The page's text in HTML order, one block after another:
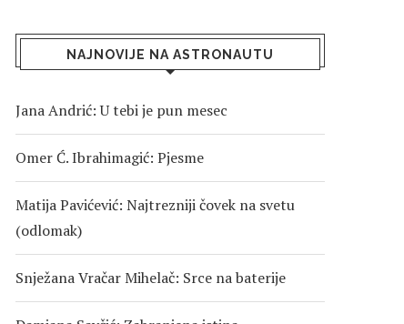
NAJNOVIJE NA ASTRONAUTU
Jana Andrić: U tebi je pun mesec
Omer Ć. Ibrahimagić: Pjesme
Matija Pavićević: Najtrezniji čovek na svetu
(odlomak)
Snježana Vračar Mihelač: Srce na baterije